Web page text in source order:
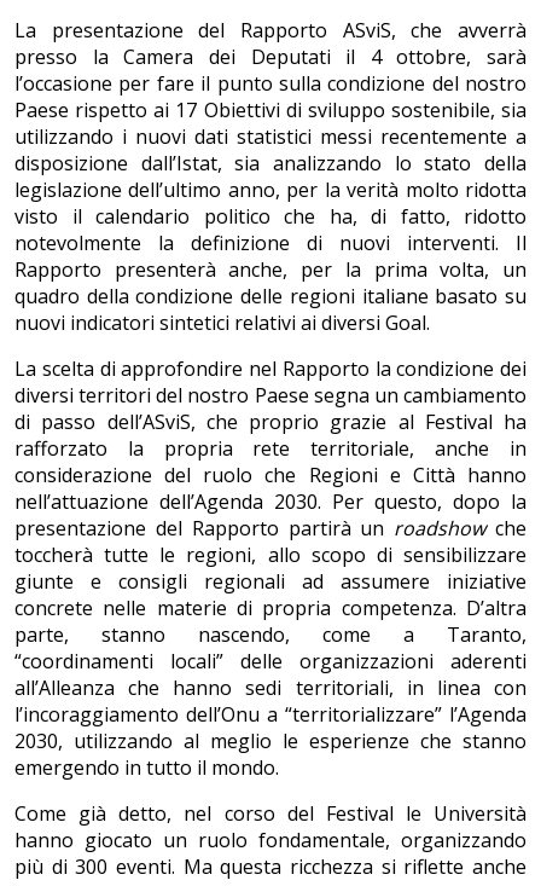
La presentazione del Rapporto ASviS, che avverrà
presso la Camera dei Deputati il 4 ottobre, sarà
l’occasione per fare il punto sulla condizione del nostro
Paese rispetto ai 17 Obiettivi di sviluppo sostenibile, sia
utilizzando i nuovi dati statistici messi recentemente a
disposizione dall’Istat, sia analizzando lo stato della
legislazione dell’ultimo anno, per la verità molto ridotta
visto il calendario politico che ha, di fatto, ridotto
notevolmente la definizione di nuovi interventi. Il
Rapporto presenterà anche, per la prima volta, un
quadro della condizione delle regioni italiane basato su
nuovi indicatori sintetici relativi ai diversi Goal.
La scelta di approfondire nel Rapporto la condizione dei
diversi territori del nostro Paese segna un cambiamento
di passo dell’ASviS, che proprio grazie al Festival ha
rafforzato la propria rete territoriale, anche in
considerazione del ruolo che Regioni e Città hanno
nell’attuazione dell’Agenda 2030. Per questo, dopo la
presentazione del Rapporto partirà un roadshowche
toccherà tutte le regioni, allo scopo di sensibilizzare
giunte e consigli regionali ad assumere iniziative
concrete nelle materie di propria competenza. D’altra
parte, stanno nascendo, come a Taranto,
“coordinamenti locali” delle organizzazioni aderenti
all’Alleanza che hanno sedi territoriali, in linea con
l’incoraggiamento dell’Onu a “territorializzare” l’Agenda
2030, utilizzando al meglio le esperienze che stanno
emergendo in tutto il mondo.
Come già detto, nel corso del Festival le Università
hanno giocato un ruolo fondamentale, organizzando
più di 300 eventi. Ma questa ricchezza si riflette anche